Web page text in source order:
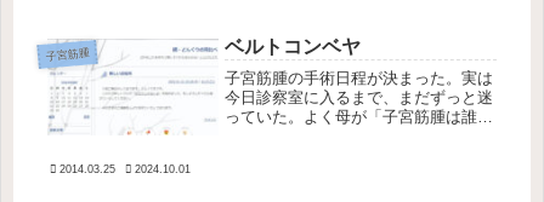
子宮筋腫 ベルトコンベヤ
子宮筋腫の手術日程が決まった。実は
今日診察室に入るまで、まだずっと迷
っていた。よく母が「子宮筋腫は誰に
2014.03.25 2024.10.01